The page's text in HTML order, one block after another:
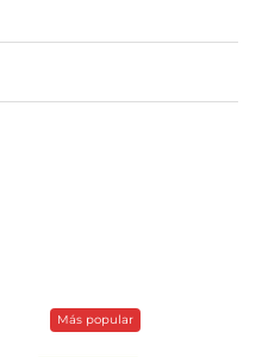
Más popular